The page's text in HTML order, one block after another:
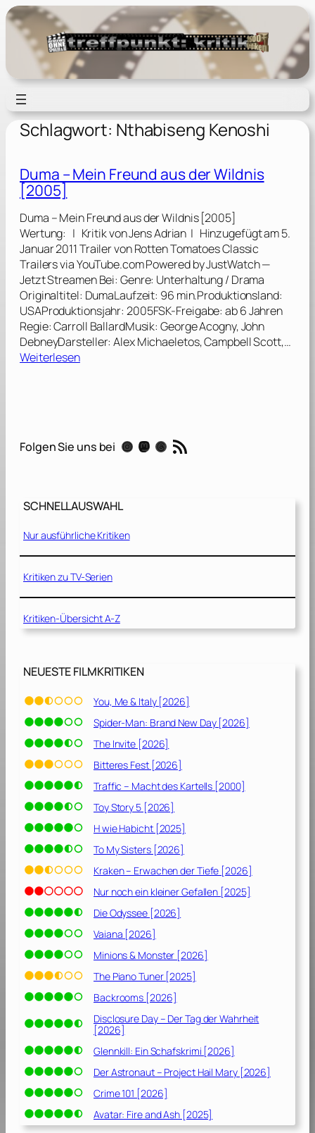
Zum
Inhalt
springen
Schlagwort: Nthabiseng Kenoshi
Duma – Mein Freund aus der Wildnis
[2005]
Duma – Mein Freund aus der Wildnis [2005]
Wertung: | Kritik von Jens Adrian | Hinzugefügt am 5.
Januar 2011 Trailer von Rotten Tomatoes Classic
Trailers via YouTube.com Powered by JustWatch —
Jetzt Streamen Bei: Genre: Unterhaltung / Drama
Originaltitel: DumaLaufzeit: 96 min.Produktionsland:
USAProduktionsjahr: 2005FSK-Freigabe: ab 6 Jahren
Regie: Carroll BallardMusik: George Acogny, John
DebneyDarsteller: Alex Michaeletos, Campbell Scott,…
Weiterlesen:
M
F
e
u
n
u
s
e
W
l
d
n
s
[
2
0
0
5
]
Folgen Sie uns bei Instagram Mastodon Threads RSS-Feed
SCHNELLAUSWAHL
Nur ausführliche Kritiken
Kritiken zu TV-Serien
Kritiken-Übersicht A-Z
NEUESTE FILMKRITIKEN
You, Me & Italy [2026]
Spider-Man: Brand New Day [2026]
The Invite [2026]
Bitteres Fest [2026]
Traffic – Macht des Kartells [2000]
Toy Story 5 [2026]
H wie Habicht [2025]
To My Sisters [2026]
Kraken – Erwachen der Tiefe [2026]
Nur noch ein kleiner Gefallen [2025]
Die Odyssee [2026]
Vaiana [2026]
Minions & Monster [2026]
The Piano Tuner [2025]
Backrooms [2026]
Disclosure Day – Der Tag der Wahrheit
[2026]
Glennkill: Ein Schafskrimi [2026]
Der Astronaut – Project Hail Mary [2026]
Crime 101 [2026]
Avatar: Fire and Ash [2025]